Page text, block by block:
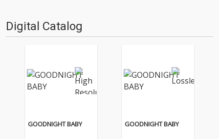
Digital Catalog
GOODNIGHT BABY GOODNIGHT BABY